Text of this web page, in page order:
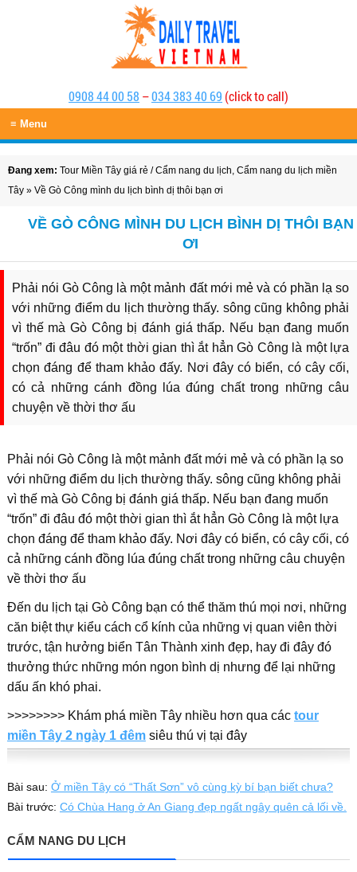
0908 44 00 58 –034 383 40 69 (click to call)
≡ Menu
Đang xem: Tour Miền Tây giá rẻ /Cẩm nang du lịch, Cẩm nang du lịch miền
Tây » Về Gò Công mình du lịch bình dị thôi bạn ơi
VỀ GÒ CÔNG MÌNH DU LỊCH BÌNH DỊ THÔI BẠN
ƠI
Phải nói Gò Công là một mảnh đất mới mẻ và có phần lạ so
với những điểm du lịch thường thấy. sông cũng không phải
vì thế mà Gò Công bị đánh giá thấp. Nếu bạn đang muốn
“trốn” đi đâu đó một thời gian thì ắt hẳn Gò Công là một lựa
chọn đáng để tham khảo đấy. Nơi đây có biển, có cây cối,
có cả những cánh đồng lúa đúng chất trong những câu
chuyện về thời thơ ấu
Phải nói Gò Công là một mảnh đất mới mẻ và có phần lạ so
với những điểm du lịch thường thấy. sông cũng không phải
vì thế mà Gò Công bị đánh giá thấp. Nếu bạn đang muốn
“trốn” đi đâu đó một thời gian thì ắt hẳn Gò Công là một lựa
chọn đáng để tham khảo đấy. Nơi đây có biển, có cây cối, có
cả những cánh đồng lúa đúng chất trong những câu chuyện
về thời thơ ấu
Đến du lịch tại Gò Công bạn có thể thăm thú mọi nơi, những
căn biệt thự kiểu cách cổ kính của những vị quan viên thời
trước, tận hưởng biển Tân Thành xinh đẹp, hay đi đây đó
thưởng thức những món ngon bình dị nhưng để lại những
dấu ấn khó phai.
>>>>>>>> Khám phá miền Tây nhiều hơn qua các tour
miền Tây 2 ngày 1 đêmsiêu thú vị tại đây
Bài sau: Ở miền Tây có “Thất Sơn” vô cùng kỳ bí bạn biết chưa?
Bài trước: Có Chùa Hang ở An Giang đẹp ngất ngây quên cả lối về.
CẨM NANG DU LỊCH